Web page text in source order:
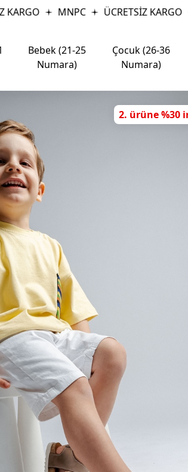
MNPC ÜCRETSİZ KARGO
Bebek (21-25
Numara)
Çocuk (26-36
Numara)
2. ürüne %30